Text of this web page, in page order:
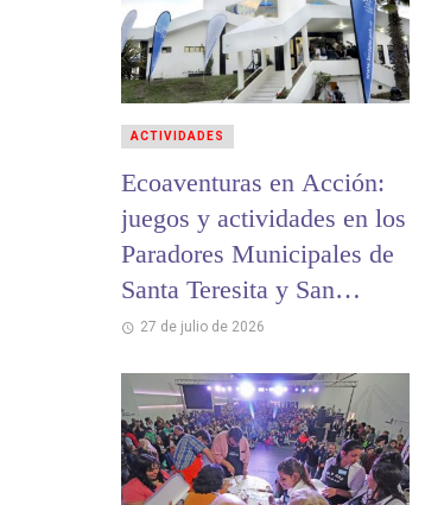
Ecoaventuras en Acción:
juegos y actividades en los
Paradores Municipales de
Santa Teresita y San
Bernardo
27 de julio de 2026
ACTIVIDADES